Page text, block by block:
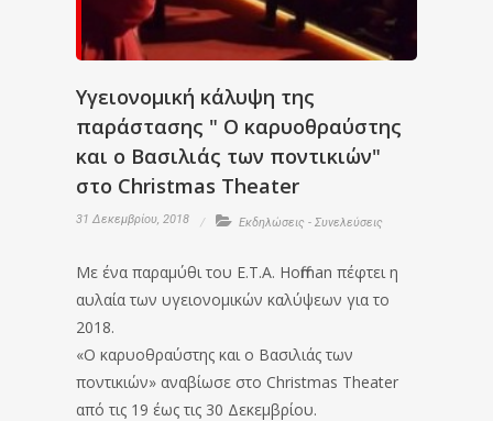
Υγειονομική κάλυψη της
παράστασης " Ο καρυοθραύστης
και ο Βασιλιάς των ποντικιών"
στο Christmas Theater
31 Δεκεμβρίου, 2018 Εκδηλώσεις - Συνελεύσεις
Με ένα παραμύθι του E.T.A. Hoffman πέφτει η
αυλαία των υγειονομικών καλύψεων για το
2018.
«Ο καρυοθραύστης και ο Βασιλιάς των
ποντικιών» αναβίωσε στο Christmas Theater
από τις 19 έως τις 30 Δεκεμβρίου.